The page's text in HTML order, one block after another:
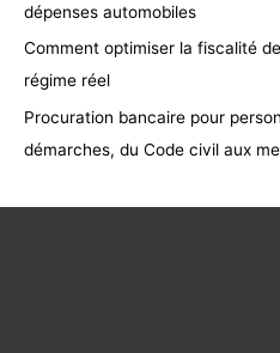
dépenses automobiles
Comment optimiser la fiscalité
régime réel
Procuration bancaire pour
démarches, du Code civil aux